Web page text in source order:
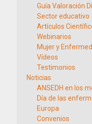
Guía Valoración
Sector educativo
Artículos
Webinarios
Mujer y
Vídeos
Testimonios
Noticias
ANSEDH en los
Día de las
Europa
Convenios